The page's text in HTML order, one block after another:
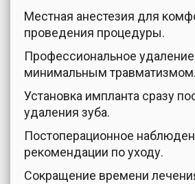
Местная анестезия для
проведения процедуры.
Профессиональное удаление
минимальным травматизмом.
Установка импланта сразу
удаления зуба.
Постоперационное
рекомендации по уходу.
Сокращение времени